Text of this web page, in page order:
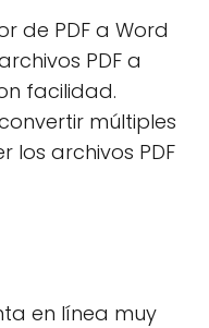
de PDF a Word
PDF a
facilidad.
múltiples
los archivos PDF
en línea muy